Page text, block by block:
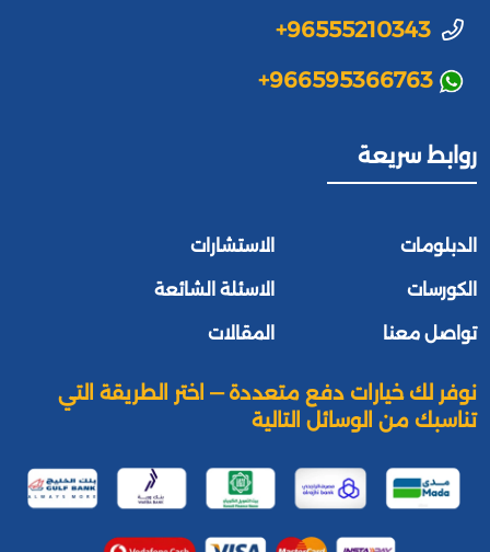
+96555210343
+966595366763
روابط سريعة
الدبلومات الاستشارات
الكورسات الاسئلة الشائعة
تواصل معنا المقالات
نوفر لك خيارات دفع متعددة — اختر الطريقة التي
تناسبك من الوسائل التالية